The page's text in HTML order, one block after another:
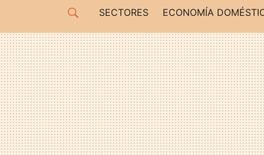
SECTORES ECONOMÍA